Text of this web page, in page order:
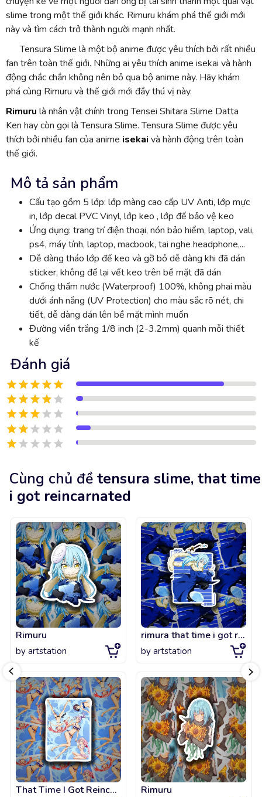
slime trong một thế giới khác. Rimuru khám phá thế giới mới
này và tìm cách trở thành người mạnh nhất.
Tensura Slime là một bộ anime được yêu thích bởi rất nhiều
fan trên toàn thế giới. Những ai yêu thích anime isekai và hành
động chắc chắn không nên bỏ qua bộ anime này. Hãy khám
phá cùng Rimuru và thế giới mới đầy thú vị này.
Rimuru là nhân vật chính trong Tensei Shitara Slime Datta
Ken hay còn gọi là Tensura Slime. Tensura Slime được yêu
thích bởi nhiều fan của anime isekai và hành động trên toàn
thế giới.
Mô tả sản phẩm
Cấu tạo gồm 5 lớp: lớp màng cao cấp UV Anti, lớp mực
in, lớp decal PVC Vinyl, lớp keo , lớp đế bảo vệ keo
Ứng dụng: trang trí điện thoại, nón bảo hiểm, laptop, vali,
ps4, máy tính, laptop, macbook, tai nghe headphone,...
Dễ dàng tháo lớp đế keo và gỡ bỏ dễ dàng khi đã dán
sticker, không để lại vết keo trên bề mặt đã dán
Chống thấm nước (Waterproof) 100%, không phai màu
dưới ánh nắng (UV Protection) cho màu sắc rõ nét, chi
tiết, dễ dàng dán lên bề mặt mình muốn
Đường viền trắng 1/8 inch (2-3.2mm) quanh mỗi thiết
kế
Đánh giá
Cùng chủ đề tensura slime, that time
i got reincarnated
Rimuru
by artstation
That Time I Got Reincarnated as a Slime OVA
rimura that time i got reincarnated as a slime
by artstation
Rimuru